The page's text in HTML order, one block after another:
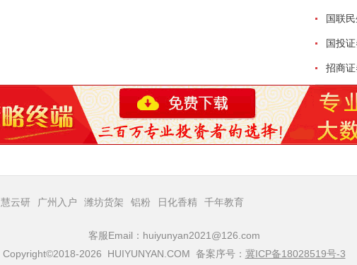
慧云研 广州入户 潍坊货架 铝粉 日化香精 千年教育
客服Email：huiyunyan2021@126.com
Copyright©2018-2026 HUIYUNYAN.COM 备案序号： 冀ICP备18028519号-3